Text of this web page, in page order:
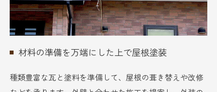
材料の準備を万端にした上で屋根塗装
種類豊富な瓦と塗料を準備して、屋根の葺き替えや改修